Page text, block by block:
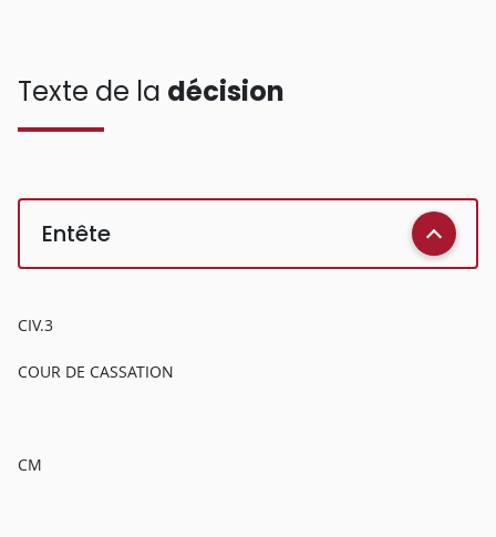
Texte de la décision
Entête
CIV.3
COUR DE CASSATION
CM